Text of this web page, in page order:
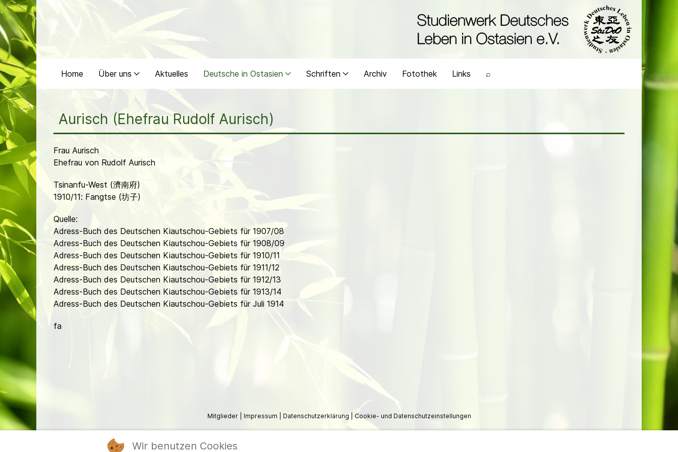
Home Über uns Aktuelles Deutsche in Ostasien Schriften Archiv Fotothek Links ⌕
Aurisch (Ehefrau Rudolf Aurisch)
Frau Aurisch
Ehefrau von Rudolf Aurisch
Tsinanfu-West (濟南府)
1910/11: Fangtse (坊子)
Quelle:
Adress-Buch des Deutschen Kiautschou-Gebiets für 1907/08
Adress-Buch des Deutschen Kiautschou-Gebiets für 1908/09
Adress-Buch des Deutschen Kiautschou-Gebiets für 1910/11
Adress-Buch des Deutschen Kiautschou-Gebiets für 1911/12
Adress-Buch des Deutschen Kiautschou-Gebiets für 1912/13
Adress-Buch des Deutschen Kiautschou-Gebiets für 1913/14
Adress-Buch des Deutschen Kiautschou-Gebiets für Juli 1914
fa
Mitglieder Impressum Datenschutzerklärung Cookie- und Datenschutzeinstellungen
Wir benutzen Cookies